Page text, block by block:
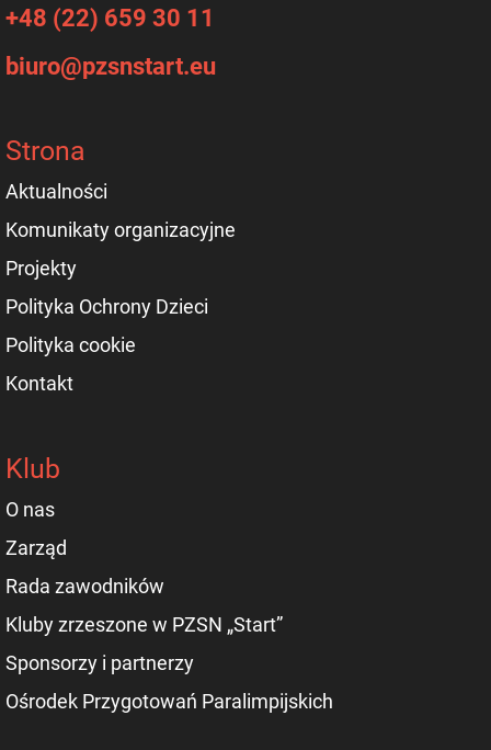
+48 (22) 659 30 11
biuro@pzsnstart.eu
Strona
Aktualności
Komunikaty organizacyjne
Projekty
Polityka Ochrony Dzieci
Polityka cookie
Kontakt
Klub
O nas
Zarząd
Rada zawodników
Kluby zrzeszone w PZSN „Start”
Sponsorzy i partnerzy
Ośrodek Przygotowań Paralimpijskich